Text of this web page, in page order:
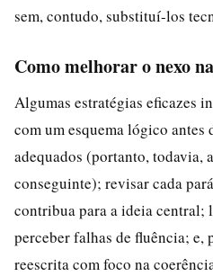
sem, contudo, substituí-los
Como melhorar o nexo
Algumas estratégias eficazes
com um esquema lógico antes
adequados (portanto, todavia,
conseguinte); revisar cada
contribua para a ideia central;
perceber falhas de fluência;
reescrita com foco na